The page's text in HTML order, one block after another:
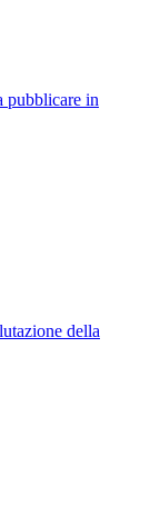
pubblicare in
della